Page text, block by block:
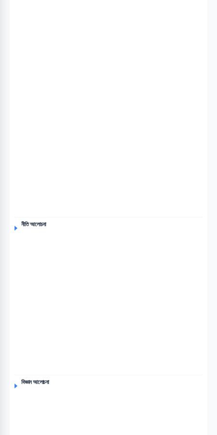
নীতি আলোচনা
বিজ্ঞান আলোচনা